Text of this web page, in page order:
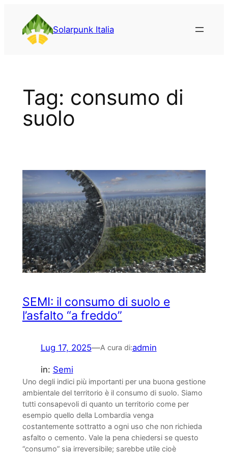
contenuto
Solarpunk Italia
Tag: consumo di
suolo
SEMI: il consumo di suolo e
l’asfalto “a freddo”
Lug 17, 2025—A cura di:admin
in: Semi
Uno degli indici più importanti per una buona gestione
ambientale del territorio è il consumo di suolo. Siamo
tutti consapevoli di quanto un territorio come per
esempio quello della Lombardia venga
costantemente sottratto a ogni uso che non richieda
asfalto o cemento. Vale la pena chiedersi se questo
“consumo” sia irreversibile; sarebbe utile cioè